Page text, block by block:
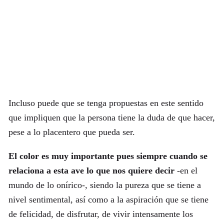
Incluso puede que se tenga propuestas en este sentido
que impliquen que la persona tiene la duda de que hacer,
pese a lo placentero que pueda ser.
El color es muy importante pues siempre cuando se
relaciona a esta ave lo que nos quiere decir-en el
mundo de lo onírico-, siendo la pureza que se tiene a
nivel sentimental, así como a la aspiración que se tiene
de felicidad, de disfrutar, de vivir intensamente los